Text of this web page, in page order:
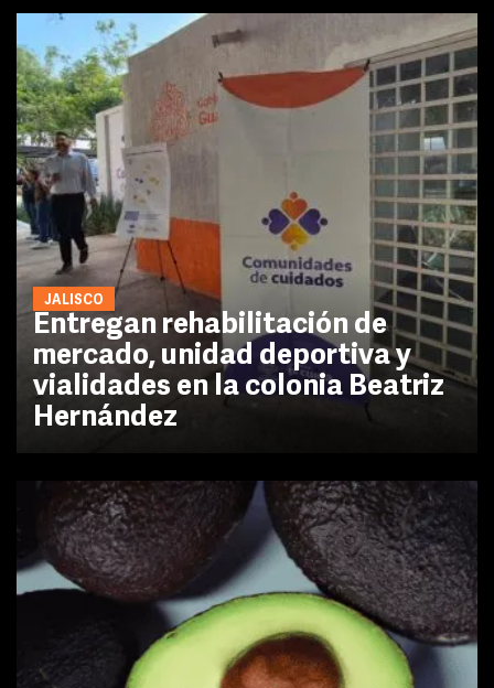
JALISCO
Entregan rehabilitación de
mercado, unidad deportiva y
vialidades en la colonia Beatriz
Hernández